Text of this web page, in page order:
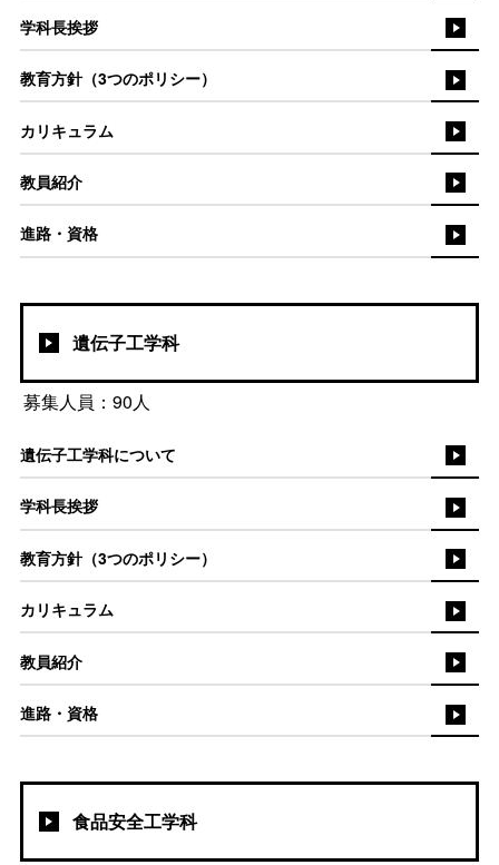
学科長挨拶
教育方針（3つのポリシー）
カリキュラム
教員紹介
進路・資格
遺伝子工学科
募集人員：90人
遺伝子工学科について
学科長挨拶
教育方針（3つのポリシー）
カリキュラム
教員紹介
進路・資格
食品安全工学科